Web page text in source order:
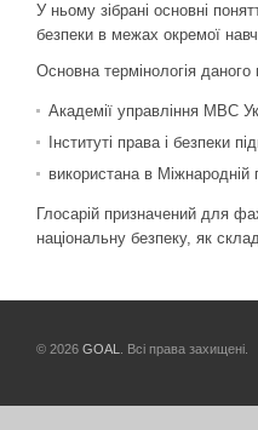
У ньому зібрані основні
безпеки в межах окремої
Основна термінологія
Академії управління МВС
Інституті права і безпеки
використана в Міжнародній
Глосарій призначений для
національну безпеку, як
© 2026 GOAL . Всі права захищені.